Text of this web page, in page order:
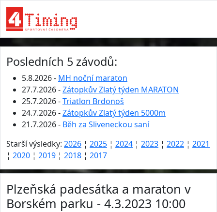
Posledních 5 závodů:
5.8.2026 - MH noční maraton
27.7.2026 -Zátopkův Zlatý týden MARATON
25.7.2026 -Triatlon Brdonoš
24.7.2026 -Zátopkův Zlatý týden 5000m
21.7.2026 - Běh za Sliveneckou saní
Starší výsledky: 2026 ¦ 2025 ¦ 2024 ¦ 2023 ¦ 2022 ¦ 2021
¦ 2020 ¦ 2019 ¦ 2018 ¦ 2017
Plzeňská padesátka a maraton v
Borském parku - 4.3.2023 10:00